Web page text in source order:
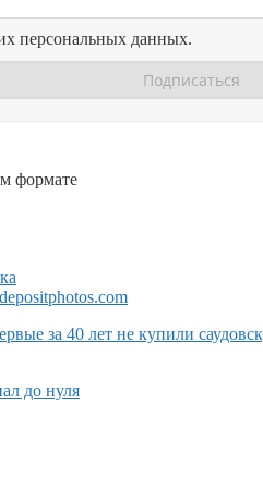
персональных данных.
формате
за 40 лет не купили
до нуля